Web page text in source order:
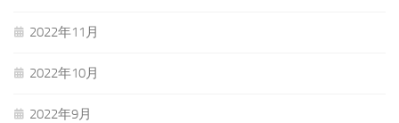
2022年11月
2022年10月
2022年9月